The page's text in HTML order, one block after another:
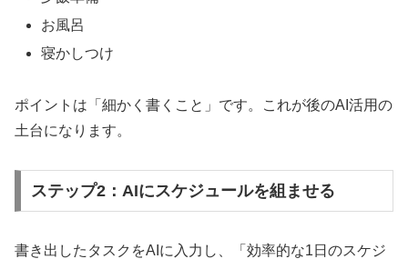
お風呂
寝かしつけ
ポイントは「細かく書くこと」です。これが後のAI活用の
土台になります。
ステップ2：AIにスケジュールを組ませる
書き出したタスクをAIに入力し、「効率的な1日のスケジ